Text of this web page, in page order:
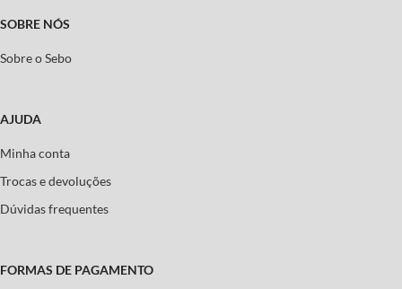
SOBRE NÓS
Sobre o Sebo
AJUDA
Minha conta
Trocas e devoluções
Dúvidas frequentes
FORMAS DE PAGAMENTO